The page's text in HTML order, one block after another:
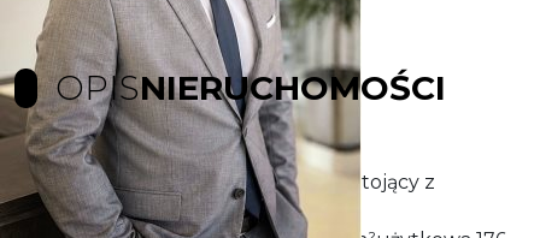
OPISNIERUCHOMOŚCI
Na sprzedaż dom parterowy wolnostojący z
użytkowym poddaszem.